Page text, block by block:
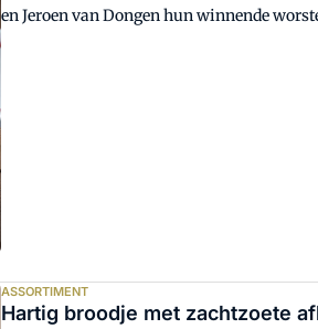
en Jeroen van Dongen hun winnende
ASSORTIMENT
Hartig broodje met zachtzoete